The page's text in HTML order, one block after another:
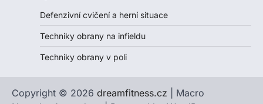
Defenzivní cvičení a herní situace
Techniky obrany na infieldu
Techniky obrany v poli
Copyright © 2026 dreamfitness.cz | Macro